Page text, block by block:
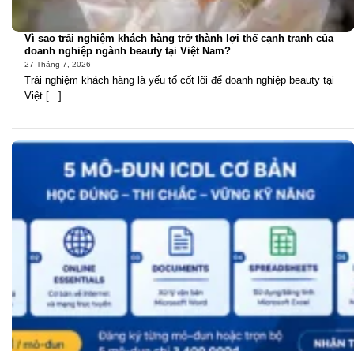
Vì sao trải nghiệm khách hàng trở thành lợi thế cạnh tranh của
doanh nghiệp ngành beauty tại Việt Nam?
27 Tháng 7, 2026
Trải nghiệm khách hàng là yếu tố cốt lõi để doanh nghiệp beauty tại
Việt [...]